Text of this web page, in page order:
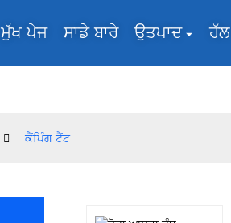
ਮੁੱਖ ਪੇਜ ਸਾਡੇ ਬਾਰੇ ਉਤਪਾਦ ਹੱਲ
ਕੈਂਪਿੰਗ ਟੈਂਟ